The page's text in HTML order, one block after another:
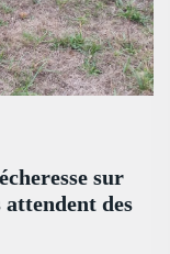
sur
des